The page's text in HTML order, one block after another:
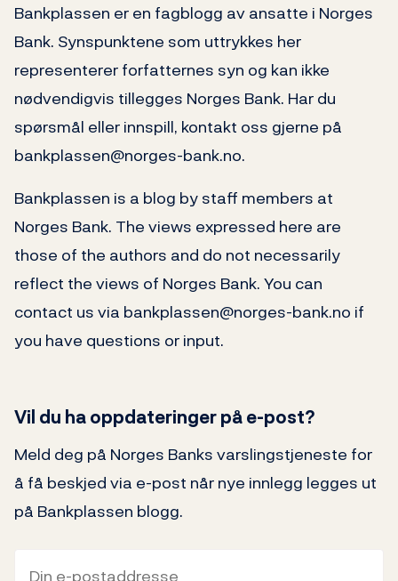
Bankplassen er en fagblogg av ansatte i Norges
Bank. Synspunktene som uttrykkes her
representerer forfatternes syn og kan ikke
nødvendigvis tillegges Norges Bank. Har du
spørsmål eller innspill, kontakt oss gjerne på
bankplassen@norges-bank.no.
Bankplassen is a blog by staff members at
Norges Bank. The views expressed here are
those of the authors and do not necessarily
reflect the views of Norges Bank. You can
contact us via bankplassen@norges-bank.no if
you have questions or input.
Vil du ha oppdateringer på e-post?
Meld deg på Norges Banks varslingstjeneste for
å få beskjed via e-post når nye innlegg legges ut
på Bankplassen blogg.